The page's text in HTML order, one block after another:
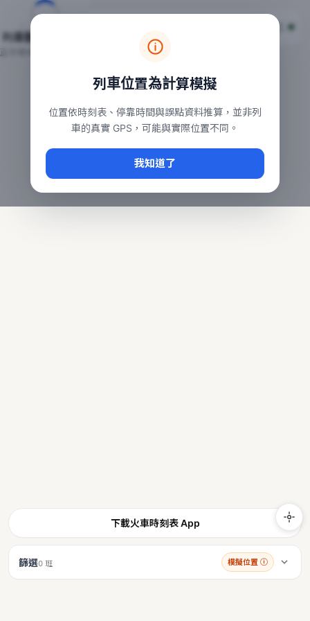
台鐵列車即時位置地圖
本頁顯示目前全台鐵運行中的列車位置，涵蓋自強、普悠瑪、
常用查詢：
、台中車站即時動態
台鐵即時動態
下載火車時刻表 App
篩選0 班 模擬位置 ⓘ
列車位置為計算模擬
位置依時刻表、停靠時間與誤點資料推算，並非列
車的真實 GPS，可能與實際位置不同。
我知道了
列車動態載入中…